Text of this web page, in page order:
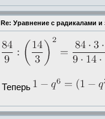
Re: Уравнение с радикалами и
Теперь